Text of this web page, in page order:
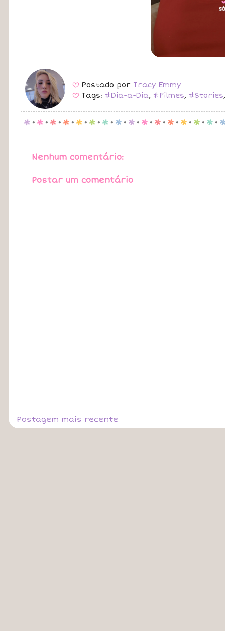
B Postado por Tracy Emmy
B Tags: #Dia-a-Dia, #Filmes, #Stories
p . p . p . p . p . p . p . p . p . p . p . p . p . p . p .
Nenhum comentário:
Postar um comentário
Postagem mais recente